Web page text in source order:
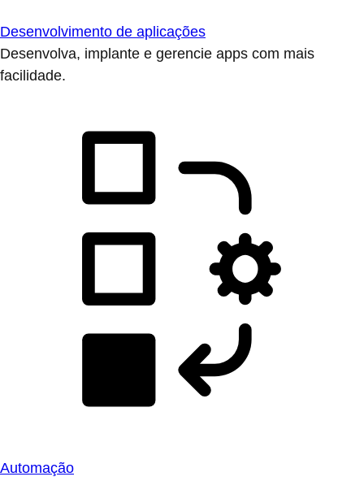
Desenvolvimento de aplicações
Desenvolva, implante e gerencie apps com mais
facilidade.
Automação